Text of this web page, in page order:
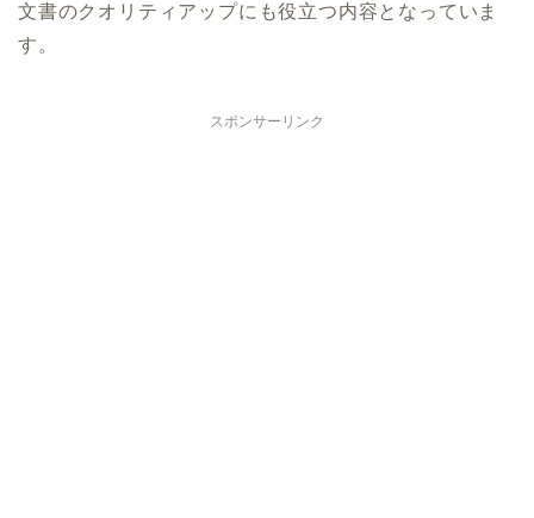
文書のクオリティアップにも役立つ内容となっていま
す。
スポンサーリンク